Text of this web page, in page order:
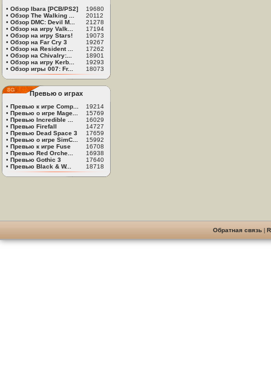
• Обзор Ibara [PCB/PS2]
19680
• Обзор The Walking ...
20112
• Обзор DMC: Devil M...
21278
• Обзор на игру Valk...
17194
• Обзор на игру Stars!
19073
• Обзор на Far Cry 3
19267
• Обзор на Resident ...
17262
• Обзор на Chivalry:...
18901
• Обзор на игру Kerb...
19293
• Обзор игры 007: Fr... 18073
Превью о играх
• Превью к игре Comp...
19214
• Превью о игре Mage...
15769
• Превью Incredible ...
16029
• Превью Firefall
14727
• Превью Dead Space 3
17659
• Превью о игре SimC...
15992
• Превью к игре Fuse
16708
• Превью Red Orche...
16938
• Превью Gothic 3
17640
• Превью Black & W... 18718
Обратная связь